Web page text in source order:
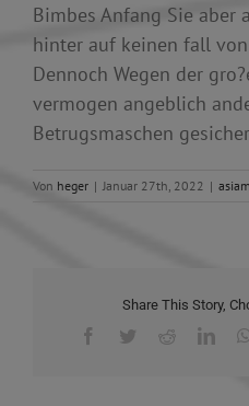
Bimbes Anfang Sie aber
hinter auf keinen fall
Dennoch Wegen der
vermogen angeblich
Betrugsmaschen
Von heger | Januar 27th, 2022 |
Share This Story,
Facebook
TwitterReddit